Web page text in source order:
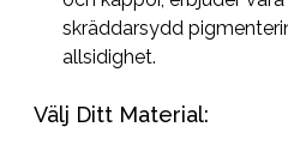
skräddarsydd
allsidighet.
Välj Ditt Material: